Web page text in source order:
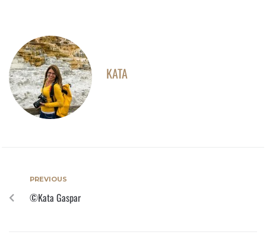
KATA
PREVIOUS
©Kata Gaspar